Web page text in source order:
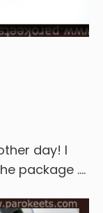
day! I
package ….